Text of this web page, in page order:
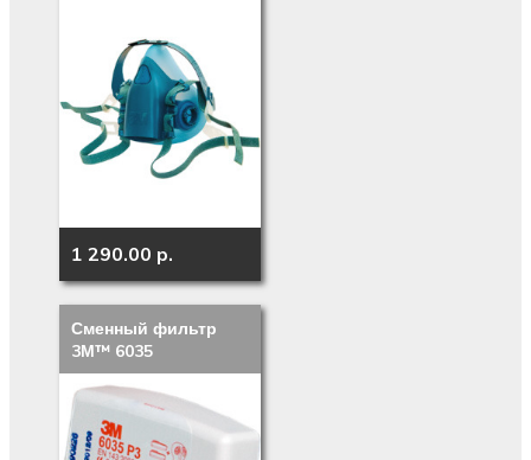
1 290.00 p.
Сменный фильтр
3М™ 6035